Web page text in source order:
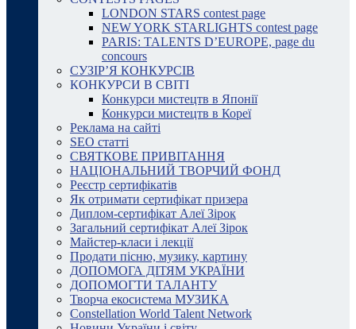
LONDON STARS contest page
NEW YORK STARLIGHTS contest page
PARIS: TALENTS D’EUROPE, page du
concours
СУЗІР’Я КОНКУРСІВ
КОНКУРСИ В СВІТІ
Конкурси мистецтв в Японії
Конкурси мистецтв в Кореї
Реклама на сайті
SEO статті
СВЯТКОВЕ ПРИВІТАННЯ
НАЦІОНАЛЬНИЙ ТВОРЧИЙ ФОНД
Реєстр сертифікатів
Як отримати сертифікат призера
Диплом-сертифікат Алеї Зірок
Загальний сертифікат Алеї Зірок
Майстер-класи і лекції
Продати пісню, музику, картину
ДОПОМОГА ДІТЯМ УКРАЇНИ
ДОПОМОГТИ ТАЛАНТУ
Творча екосистема МУЗИКА
Constellation World Talent Network